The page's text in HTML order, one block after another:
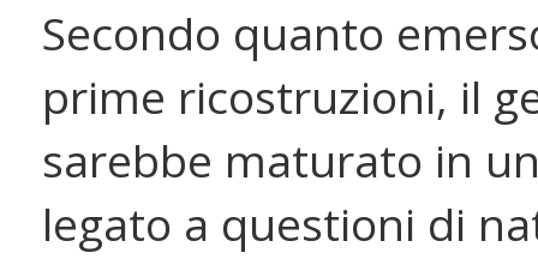
Secondo quanto
prime ricostruzioni, il
sarebbe maturato in
legato a questioni di